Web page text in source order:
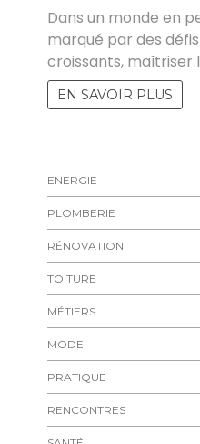
Dans un monde en
marqué par des
croissants, maîtriser
EN SAVOIR PLUS
ENERGIE
PLOMBERIE
RÉNOVATION
TOITURE
MÉTIERS
MODE
PRATIQUE
RENCONTRES